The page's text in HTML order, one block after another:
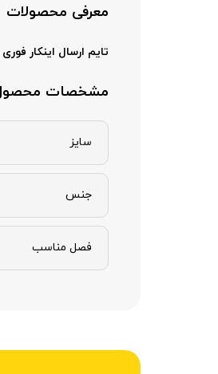
معرفی محصولات
تایم ارسال اینکار
مشخصات
سایز
جنس
فصل مناسب